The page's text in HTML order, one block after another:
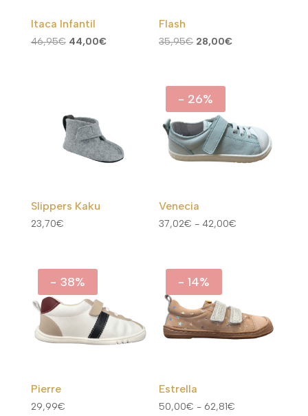
Itaca Infantil
46,95€ El
46,95€.
44,00€El
Flash
35,95€ El
era:
35,95€.
28,00€El
Slippers Kaku
23,70€
- 26%
Venecia
37,02€ - 42,00€
hasta
42,00€
- 38%
Pierre
29,99€
- 14%
Estrella
50,00€ - 62,81€